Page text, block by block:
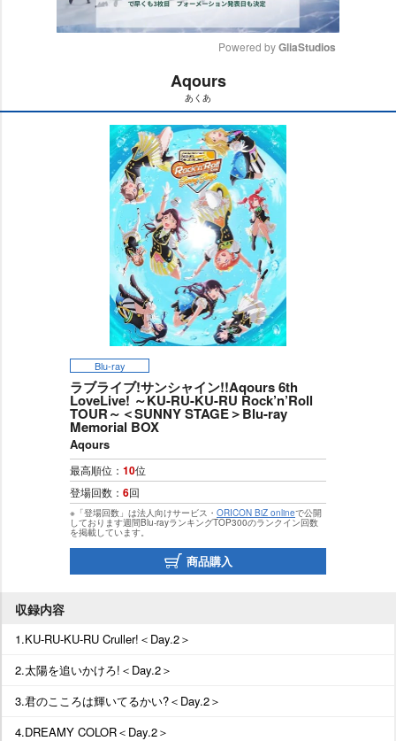
t
e
Powered by GliaStudios
Aqours
あくあ
Blu-ray
ラブライブ!サンシャイン!!Aqours 6th
LoveLive! ～KU-RU-KU-RU Rock’n’Roll
TOUR～＜SUNNY STAGE＞Blu-ray
Memorial BOX
Aqours
最高順位： 10位
登場回数： 6回
※「登場回数」は法人向けサービス・ ORICON BiZ onlineで公開
しております週間Blu-rayランキングTOP300のランクイン回数
を掲載しています。
商品購入
収録内容
1.KU-RU-KU-RU Cruller!＜Day.2＞
2.太陽を追いかけろ!＜Day.2＞
3.君のこころは輝いてるかい?＜Day.2＞
4.DREAMY COLOR＜Day.2＞